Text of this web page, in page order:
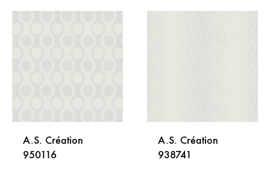
A.S. Création
950116
A.S. Création
938741